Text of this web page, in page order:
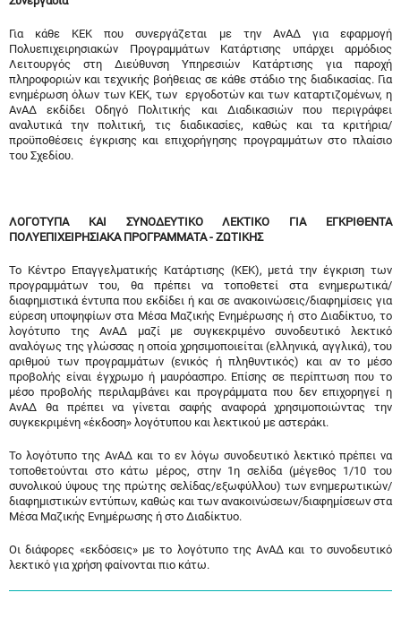
Για κάθε ΚΕΚ που συνεργάζεται με την ΑνΑΔ για εφαρμογή
Πολυεπιχειρησιακών Προγραμμάτων Κατάρτισης υπάρχει αρμόδιος
Λειτουργός στη Διεύθυνση Υπηρεσιών Κατάρτισης για παροχή
πληροφοριών και τεχνικής βοήθειας σε κάθε στάδιο της διαδικασίας. Για
ενημέρωση όλων των ΚΕΚ, των εργοδοτών και των καταρτιζομένων, η
ΑνΑΔ εκδίδει Οδηγό Πολιτικής και Διαδικασιών που περιγράφει
αναλυτικά την πολιτική, τις διαδικασίες, καθώς και τα κριτήρια/
προϋποθέσεις έγκρισης και επιχορήγησης προγραμμάτων στο πλαίσιο
του Σχεδίου.
ΛΟΓΟΤΥΠΑ ΚΑΙ ΣΥΝΟΔΕΥΤΙΚΟ ΛΕΚΤΙΚΟ ΓΙΑ ΕΓΚΡΙΘΕΝΤΑ
ΠΟΛΥΕΠΙΧΕΙΡΗΣΙΑΚΑ ΠΡΟΓΡΑΜΜΑΤΑ - ΖΩΤΙΚΗΣ
Το Κέντρο Επαγγελματικής Κατάρτισης (ΚΕΚ), μετά την έγκριση των
προγραμμάτων του, θα πρέπει να τοποθετεί στα ενημερωτικά/
διαφημιστικά έντυπα που εκδίδει ή και σε ανακοινώσεις/διαφημίσεις για
εύρεση υποψηφίων στα Μέσα Μαζικής Ενημέρωσης ή στο Διαδίκτυο, το
λογότυπο της ΑνΑΔ μαζί με συγκεκριμένο συνοδευτικό λεκτικό
αναλόγως της γλώσσας η οποία χρησιμοποιείται (ελληνικά, αγγλικά), του
αριθμού των προγραμμάτων (ενικός ή πληθυντικός) και αν το μέσο
προβολής είναι έγχρωμο ή μαυρόασπρο. Επίσης σε περίπτωση που το
μέσο προβολής περιλαμβάνει και προγράμματα που δεν επιχορηγεί η
ΑνΑΔ θα πρέπει να γίνεται σαφής αναφορά χρησιμοποιώντας την
συγκεκριμένη «έκδοση» λογότυπου και λεκτικού με αστεράκι.
Το λογότυπο της ΑνΑΔ και το εν λόγω συνοδευτικό λεκτικό πρέπει να
τοποθετούνται στο κάτω μέρος, στην 1η σελίδα (μέγεθος 1/10 του
συνολικού ύψους της πρώτης σελίδας/εξωφύλλου) των ενημερωτικών/
διαφημιστικών εντύπων, καθώς και των ανακοινώσεων/διαφημίσεων στα
Μέσα Μαζικής Ενημέρωσης ή στο Διαδίκτυο.
Οι διάφορες «εκδόσεις» με το λογότυπο της ΑνΑΔ και το συνοδευτικό
λεκτικό για χρήση φαίνονται πιο κάτω.